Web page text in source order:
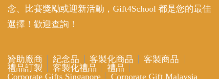
念、比賽獎勵或迎新活動，Gift4School 都是您的最佳
選擇！歡迎查詢！
贊助廠商 紀念品 客製化商品
客製商品
禮品訂製
客製化禮品
禮品
Corporate Gifts Singapore
Corporate Gift Malaysia